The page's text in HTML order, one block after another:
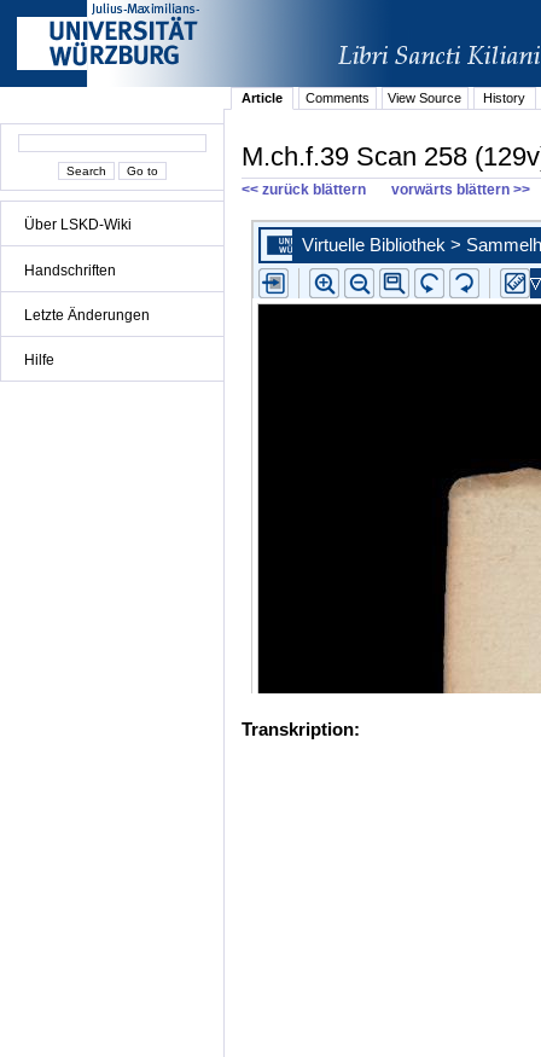
Über LSKD-Wiki
Handschriften
Letzte Änderungen
Hilfe
Article Comments View Source History
M.ch.f.39 Scan 258
<< zurück blättern vorwärts blättern >>
Transkription: